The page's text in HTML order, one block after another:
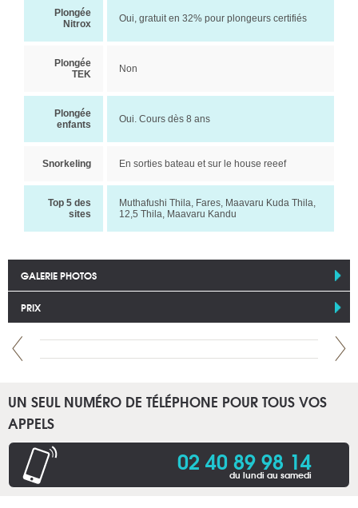
Plongée
Nitrox
Oui, gratuit en 32% pour plongeurs certifiés
Plongée
TEK
Non
Plongée
enfants
Oui. Cours dès 8 ans
Snorkeling En sorties bateau et sur le house reeef
Top 5 des
sites
Muthafushi Thila, Fares, Maavaru Kuda Thila,
12,5 Thila, Maavaru Kandu
GALERIE PHOTOS
PRIX
UN SEUL NUMÉRO DE TÉLÉPHONE POUR TOUS VOS
APPELS
02 40 89 98 14
du lundi au samedi